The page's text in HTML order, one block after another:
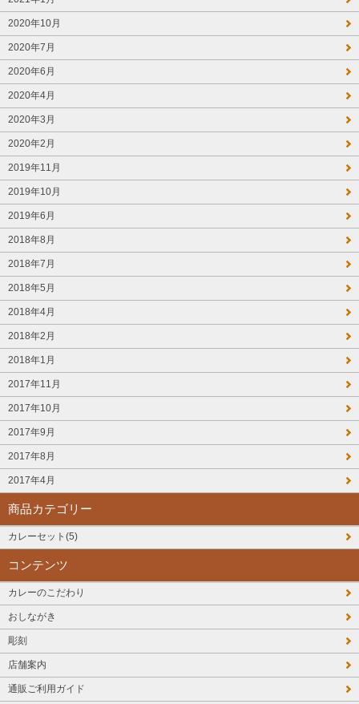
2020年10月
2020年7月
2020年6月
2020年4月
2020年3月
2020年2月
2019年11月
2019年10月
2019年6月
2018年8月
2018年7月
2018年5月
2018年4月
2018年2月
2018年1月
2017年11月
2017年10月
2017年9月
2017年8月
2017年4月
商品カテゴリー
カレーセット(5)
コンテンツ
カレーのこだわり
おしながき
彫刻
店舗案内
通販ご利用ガイド